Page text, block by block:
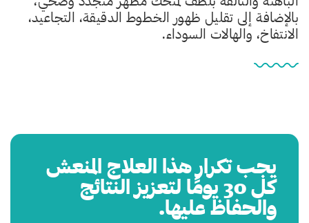
بالإضافة إلى تقليل ظهور الخطوط الدقيقة، التجاعيد،
الانتفاخ، والهالات السوداء.
يجب تكرار هذا العلاج المنعش
كل 30 يومًا لتعزيز النتائج
والحفاظ عليها.